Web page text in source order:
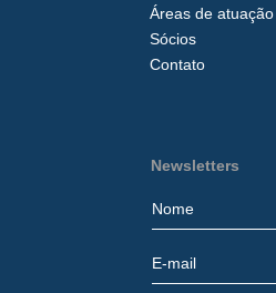
Áreas de atuação
Sócios
Contato
Newsletters